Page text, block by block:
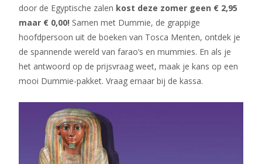
door de Egyptische zalen kost deze zomer geen € 2,95
maar € 0,00! Samen met Dummie, de grappige
hoofdpersoon uit de boeken van Tosca Menten, ontdek je
de spannende wereld van farao’s en mummies. En als je
het antwoord op de prijsvraag weet, maak je kans op een
mooi Dummie-pakket. Vraag ernaar bij de kassa.